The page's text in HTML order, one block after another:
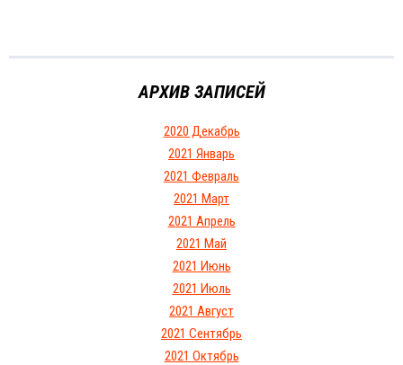
АРХИВ ЗАПИСЕЙ
2020 Декабрь
2021 Январь
2021 Февраль
2021 Март
2021 Апрель
2021 Май
2021 Июнь
2021 Июль
2021 Август
2021 Сентябрь
2021 Октябрь